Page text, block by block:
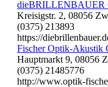
dieBRILLENBAUER
Kreisigstr. 2, 08056
(0375) 213893
https://
Fischer Optik-Akustik
Hauptmarkt 9, 08056
(0375) 21485776
http://www.optik-